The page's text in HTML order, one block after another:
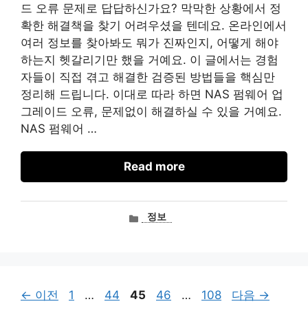
드 오류 문제로 답답하신가요? 막막한 상황에서 정
확한 해결책을 찾기 어려우셨을 텐데요. 온라인에서
여러 정보를 찾아봐도 뭐가 진짜인지, 어떻게 해야
하는지 헷갈리기만 했을 거예요. 이 글에서는 경험
자들이 직접 겪고 해결한 검증된 방법들을 핵심만
정리해 드립니다. 이대로 따라 하면 NAS 펌웨어 업
그레이드 오류, 문제없이 해결하실 수 있을 거예요.
NAS 펌웨어 …
Read more
카정보
← 이전
페
1 …
페
44
페
45
페
46 …
페
108 다음 →